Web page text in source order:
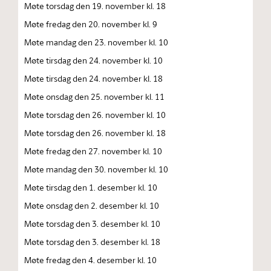
Møte torsdag den 19. november kl. 18
Møte fredag den 20. november kl. 9
Møte mandag den 23. november kl. 10
Møte tirsdag den 24. november kl. 10
Møte tirsdag den 24. november kl. 18
Møte onsdag den 25. november kl. 11
Møte torsdag den 26. november kl. 10
Møte torsdag den 26. november kl. 18
Møte fredag den 27. november kl. 10
Møte mandag den 30. november kl. 10
Møte tirsdag den 1. desember kl. 10
Møte onsdag den 2. desember kl. 10
Møte torsdag den 3. desember kl. 10
Møte torsdag den 3. desember kl. 18
Møte fredag den 4. desember kl. 10